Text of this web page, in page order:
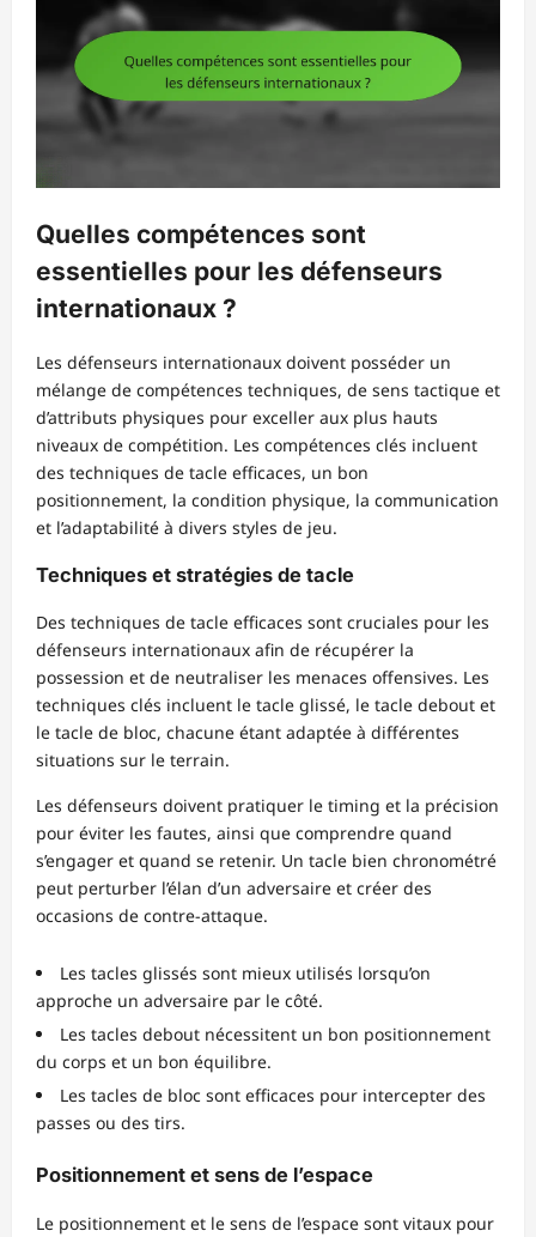
Quelles compétences sont
essentielles pour les défenseurs
internationaux ?
Les défenseurs internationaux doivent posséder un
mélange de compétences techniques, de sens tactique et
d’attributs physiques pour exceller aux plus hauts
niveaux de compétition. Les compétences clés incluent
des techniques de tacle efficaces, un bon
positionnement, la condition physique, la communication
et l’adaptabilité à divers styles de jeu.
Techniques et stratégies de tacle
Des techniques de tacle efficaces sont cruciales pour les
défenseurs internationaux afin de récupérer la
possession et de neutraliser les menaces offensives. Les
techniques clés incluent le tacle glissé, le tacle debout et
le tacle de bloc, chacune étant adaptée à différentes
situations sur le terrain.
Les défenseurs doivent pratiquer le timing et la précision
pour éviter les fautes, ainsi que comprendre quand
s’engager et quand se retenir. Un tacle bien chronométré
peut perturber l’élan d’un adversaire et créer des
occasions de contre-attaque.
Les tacles glissés sont mieux utilisés lorsqu’on
approche un adversaire par le côté.
Les tacles debout nécessitent un bon positionnement
du corps et un bon équilibre.
Les tacles de bloc sont efficaces pour intercepter des
passes ou des tirs.
Positionnement et sens de l’espace
Le positionnement et le sens de l’espace sont vitaux pour